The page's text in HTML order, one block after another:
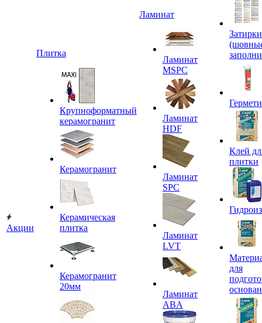
Акции
Плитка
Крупноформатный
керамогранит
Керамогранит
Керамическая
плитка
Керамогранит
20мм
Ламинат
Ламинат
MSPC
Ламинат
HDF
Ламинат
SPC
Ламинат
LVT
Ламинат
ABA
Затирки
Клей
плитки
для